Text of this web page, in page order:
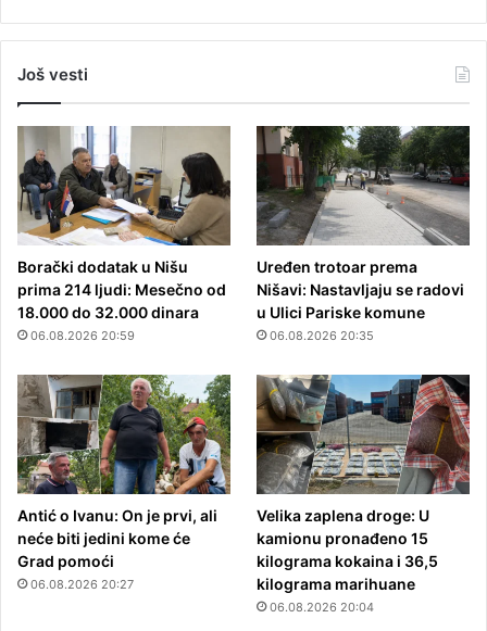
Još vesti
Borački dodatak u Nišu
prima 214 ljudi: Mesečno od
18.000 do 32.000 dinara
06.08.2026 20:59
Uređen trotoar prema
Nišavi: Nastavljaju se radovi
u Ulici Pariske komune
06.08.2026 20:35
Antić o Ivanu: On je prvi, ali
neće biti jedini kome će
Grad pomoći
06.08.2026 20:27
Velika zaplena droge: U
kamionu pronađeno 15
kilograma kokaina i 36,5
kilograma marihuane
06.08.2026 20:04